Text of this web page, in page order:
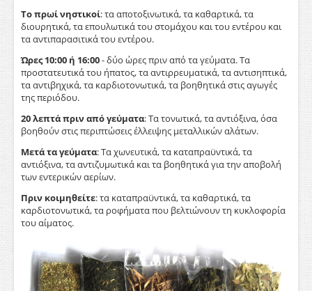
Το πρωί νηστικοί: τα αποτοξινωτικά, τα καθαρτικά, τα
διουρητικά, τα επουλωτικά του στομάχου και του εντέρου και
τα αντιπαρασιτικά του εντέρου.
Ώρες 10:00 ή 16:00- δύο ώρες πριν από τα γεύματα. Τα
προστατευτικά του ήπατος, τα αντιρρευματικά, τα αντισηπτικά,
τα αντιβηχικά, τα καρδιοτονωτικά, τα βοηθητικά στις αγωγές
της περιόδου.
20 λεπτά πριν από γεύματα: Τα τονωτικά, τα αντιόξινα, όσα
βοηθούν στις περιπτώσεις έλλειψης μεταλλικών αλάτων.
Μετά τα γεύματα: Τα χωνευτικά, τα καταπραϋντικά, τα
αντιόξινα, τα αντιζυμωτικά και τα βοηθητικά για την αποβολή
των εντερικών αερίων.
Πριν κοιμηθείτε: τα καταπραϋντικά, τα καθαρτικά, τα
καρδιοτονωτικά, τα ροφήματα που βελτιώνουν τη κυκλοφορία
του αίματος.